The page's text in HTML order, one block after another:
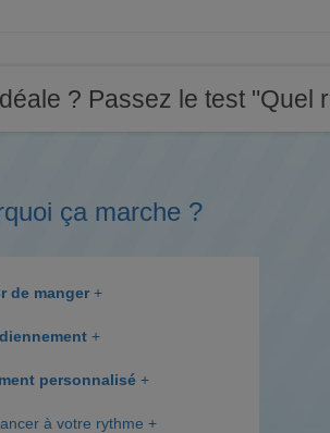
? Passez le test "Quel
ça marche ?
de manger +
+
personnalisé +
à votre rythme +